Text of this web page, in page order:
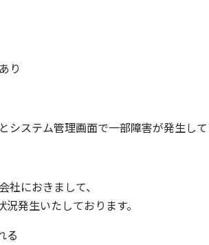
り
システム管理画面で一部障害が発生し
におきまして、
発生いたしております。
る